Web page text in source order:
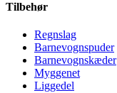
Tilbehør
Regnslag
Barnevognspuder
Barnevognskæder
Myggenet
Liggedel